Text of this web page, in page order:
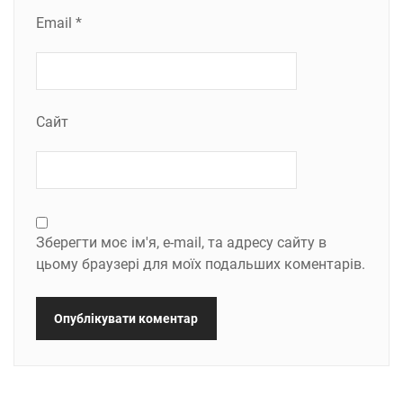
Email *
Сайт
Зберегти моє ім'я, e-mail, та адресу сайту в
цьому браузері для моїх подальших коментарів.